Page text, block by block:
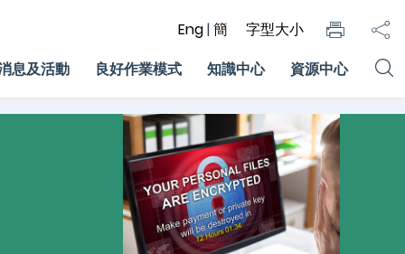
Eng|簡
字型大小
息及活動
良好作業模式 知識中心 資源中心